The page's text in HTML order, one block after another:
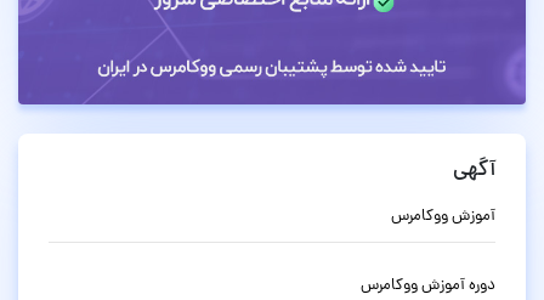
آگهی
آموزش ووکامرس
دوره آموزش ووکامرس